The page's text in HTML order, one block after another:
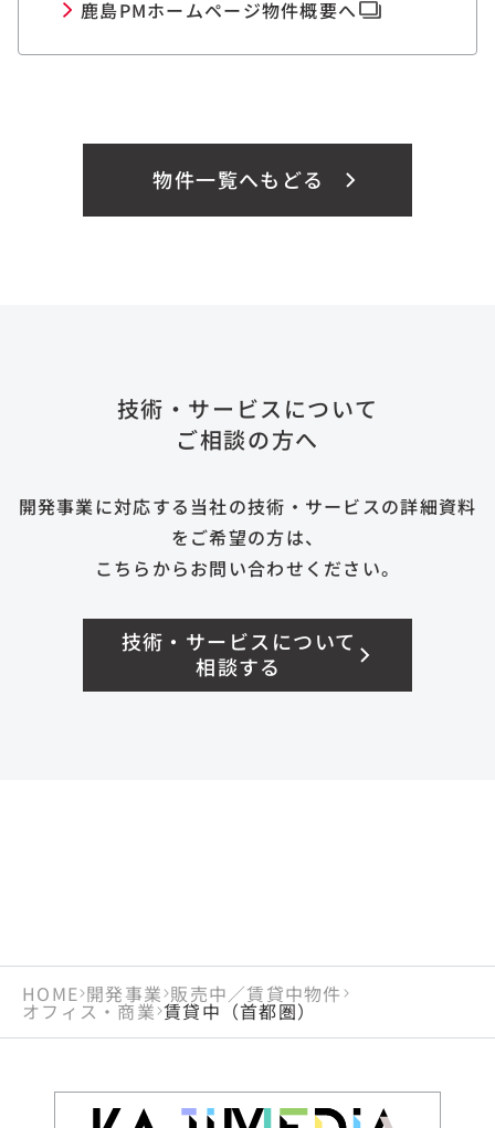
鹿島PMホームページ物件概要へ
物件一覧へもどる
技術・サービスについて
ご相談の方へ
開発事業に対応する当社の技術・サービスの詳細資料
をご希望の方は、
こちらからお問い合わせください。
技術・サービスについて
相談する
HOME 開発事業 販売中／賃貸中物件
オフィス・商業 賃貸中（首都圏）